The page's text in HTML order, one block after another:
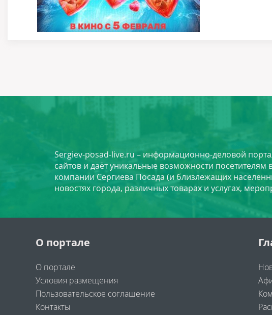
Sergiev-posad-live.ru – информационно-деловой
сайтов и даёт уникальные возможности
компании Сергиева Посада (и близлежащих
новостях города, различных товарах и услугах,
О портале
О портале
Условия размещения
Пользовательское соглашение
Контакты